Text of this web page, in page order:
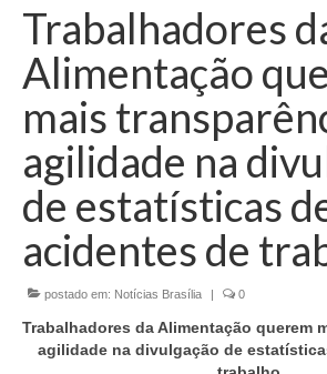
Fernando Fidelis
Café com Fidelis
Notícias Brasília
Contato
Currículo
Trabalhadores
Alimentação
mais
agilidade na
de estatísticas
acidentes de
postado em: Notícias Brasília | 0
Trabalhadores da Alimentação querem
agilidade na divulgação de